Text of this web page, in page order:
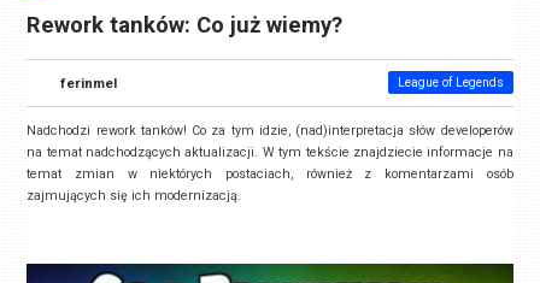
Rework tanków: Co już wiemy?
ferinmel League of Legends
Nadchodzi rework tanków! Co za tym idzie, (nad)interpretacja słów developerów
na temat nadchodzących aktualizacji. W tym tekście znajdziecie informacje na
temat zmian w niektórych postaciach, również z komentarzami osób
zajmujących się ich modernizacją.